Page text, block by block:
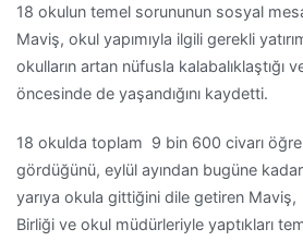
18 okulun temel sorununun sosyal
Maviş, okul yapımıyla ilgili gerekli
okulların artan nüfusla kalabalıklaştığı
öncesinde de yaşandığını kaydetti.
18 okulda toplam 9 bin 600 civarı
gördüğünü, eylül ayından bugüne
yarıya okula gittiğini dile getiren Maviş,
Birliği ve okul müdürleriyle yaptıkları